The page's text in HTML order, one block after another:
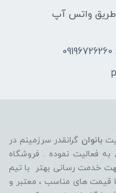
روز از طریق واتس آپ
بانوان گرانقدر سرزمینم در
فعالیت نموده . فروشگاه
خدمت رسانی بهتر با تیم
قیمت های مناسب ، معتبر و